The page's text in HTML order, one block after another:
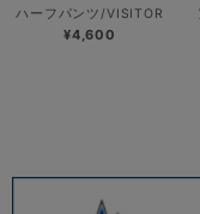
ハーフパンツ/VISITOR
¥4,600